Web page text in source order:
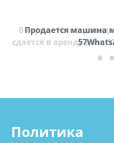
В городе
cдается в аренду дом,
Продается машина
Политика